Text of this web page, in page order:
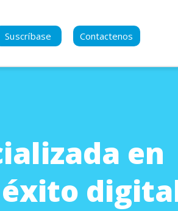
Suscríbase
manternerse al
de Privacidad
Contactenos
en
éxito